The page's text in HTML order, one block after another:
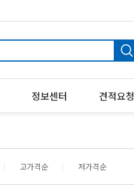
정보센터 견적요청
고가격순 저가격순